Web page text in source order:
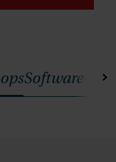
Software-